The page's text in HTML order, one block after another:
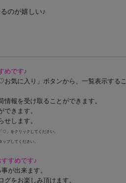
のが嬉しい♪
めです♪
気に入り」ボタンから、一覧表示するこ
情報を受け取ることができます。
できます。
せします。
♡」をクリックしてください。
プしてください。
すすめです♪
が出来ます。
グをお楽しみ頂けます。